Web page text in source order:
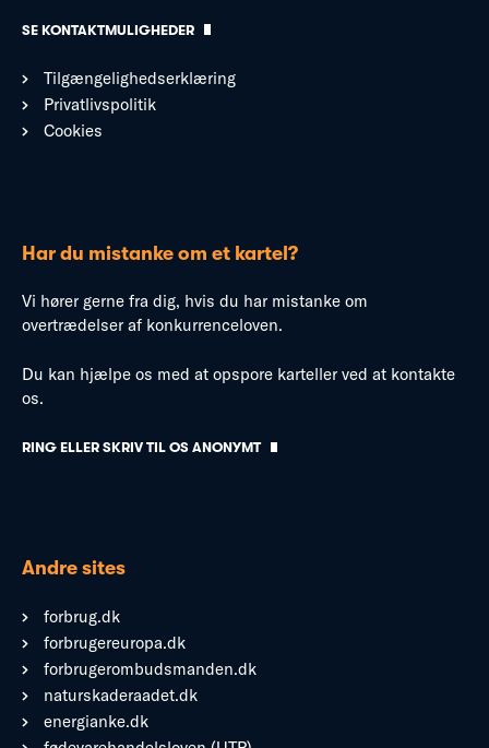
SE KONTAKTMULIGHEDER
Tilgængelighedserklæring
Privatlivspolitik
Cookies
Har du mistanke om et kartel?
Vi hører gerne fra dig, hvis du har mistanke om
overtrædelser af konkurrenceloven.
Du kan hjælpe os med at opspore karteller ved at kontakte
os.
RING ELLER SKRIV TIL OS ANONYMT
Andre sites
forbrug.dk
forbrugereuropa.dk
forbrugerombudsmanden.dk
naturskaderaadet.dk
energianke.dk